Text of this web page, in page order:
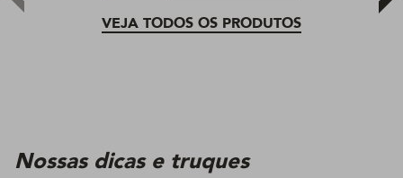
VEJA TODOS OS PRODUTOS
Nossas dicas e truques